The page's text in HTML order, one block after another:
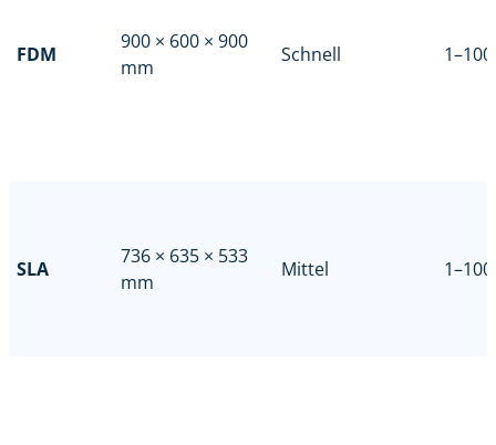
FDM
900 × 600 × 900
mm
Schnell 1–100
SLA
736 × 635 × 533
mm
Mittel 1–100